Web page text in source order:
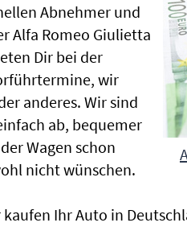
Abnehmer und
Alfa Romeo Giulietta
Dir bei der
wir
anderes. Wir sind
ab, bequemer
Wagen schon
nicht wünschen.
Ihr Auto in